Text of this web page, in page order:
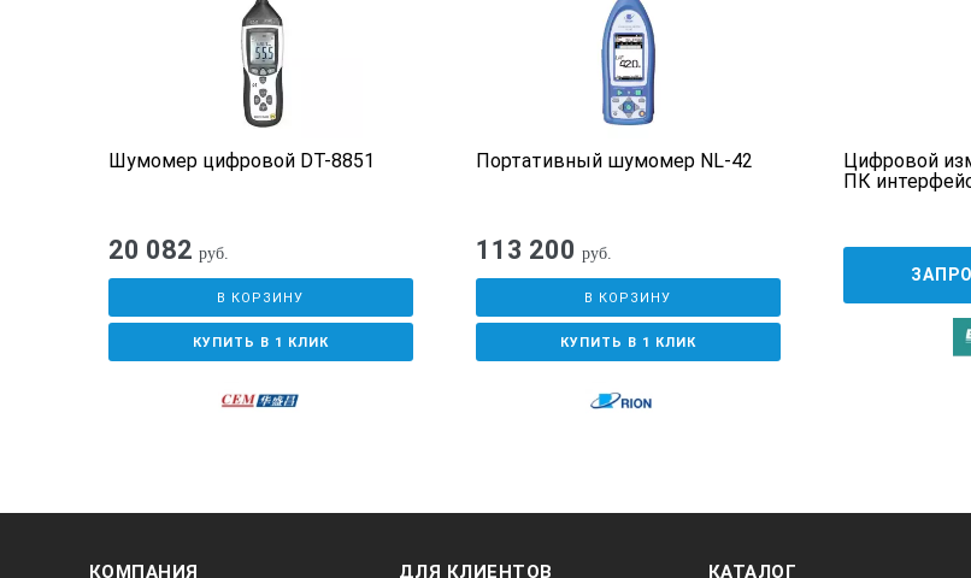
Эксплуатационный документ
Программное обеспечение ATEE Monitor Aktakom ATE Easy Monitor Программное
Шумомер цифровой DT-8851
20 082 руб.
В КОРЗИНУ
КУПИТЬ В 1 КЛИК
Портативный шумомер NL-42
113 200 руб.
В КОРЗИНУ
КУПИТЬ В 1 КЛИК
Цифровой
ПК
КОМПАНИЯ ДЛЯ КЛИЕНТОВ КАТАЛОГ